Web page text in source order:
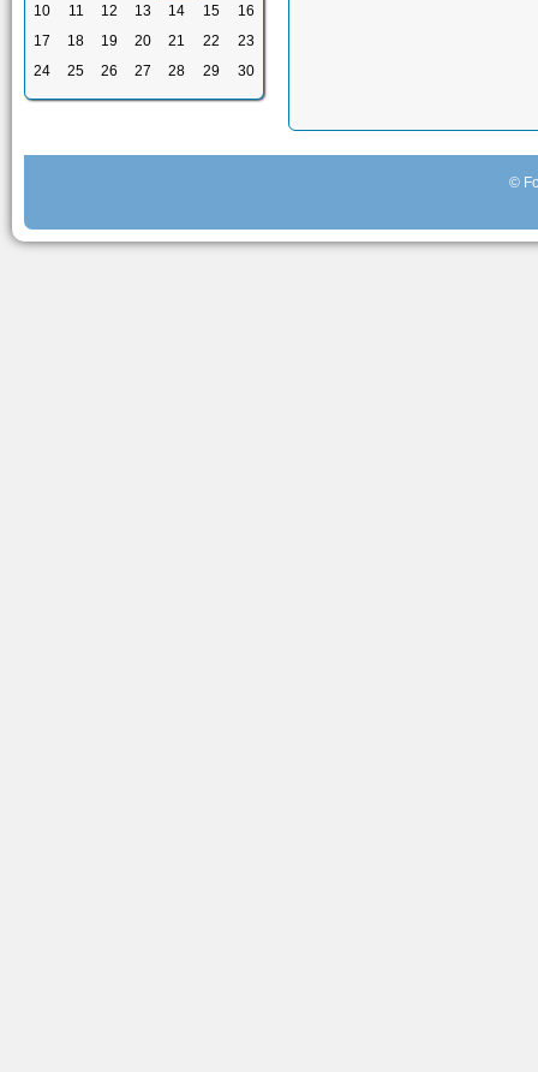
10
11 12 13 14 15
16
17
18 19 20 21 22
23
24
25 26 27 28 29 30
©